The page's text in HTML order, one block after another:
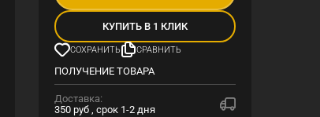
КУПИТЬ В 1 КЛИК
СОХРАНИТЬ СРАВНИТЬ
ПОЛУЧЕНИЕ ТОВАРА
Доставка:
350 руб , срок 1-2 дня